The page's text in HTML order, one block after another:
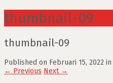
thumbnail-09
thumbnail-09
Published on Februari 15, 2022 in
← Previous Next →